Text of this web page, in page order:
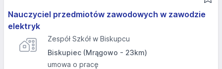
Nauczyciel przedmiotów zawodowych w zawodzie
elektryk
Zespół Szkół w Biskupcu
Biskupiec (Mrągowo - 23km)
umowa o pracę